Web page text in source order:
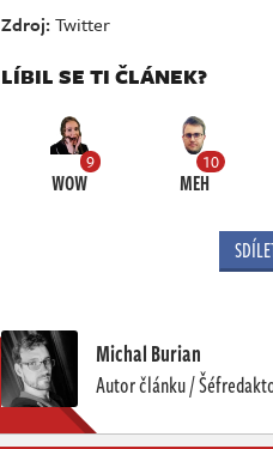
Zdroj:Twitter
LÍBIL SE TI ČLÁNEK?
9
WOW
10
MEH
Michal Burian
Autor článku /